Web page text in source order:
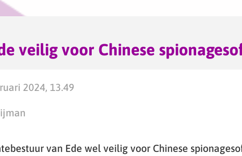
veilig voor Chinese
2024, 13.49
van Ede wel veilig voor Chinese